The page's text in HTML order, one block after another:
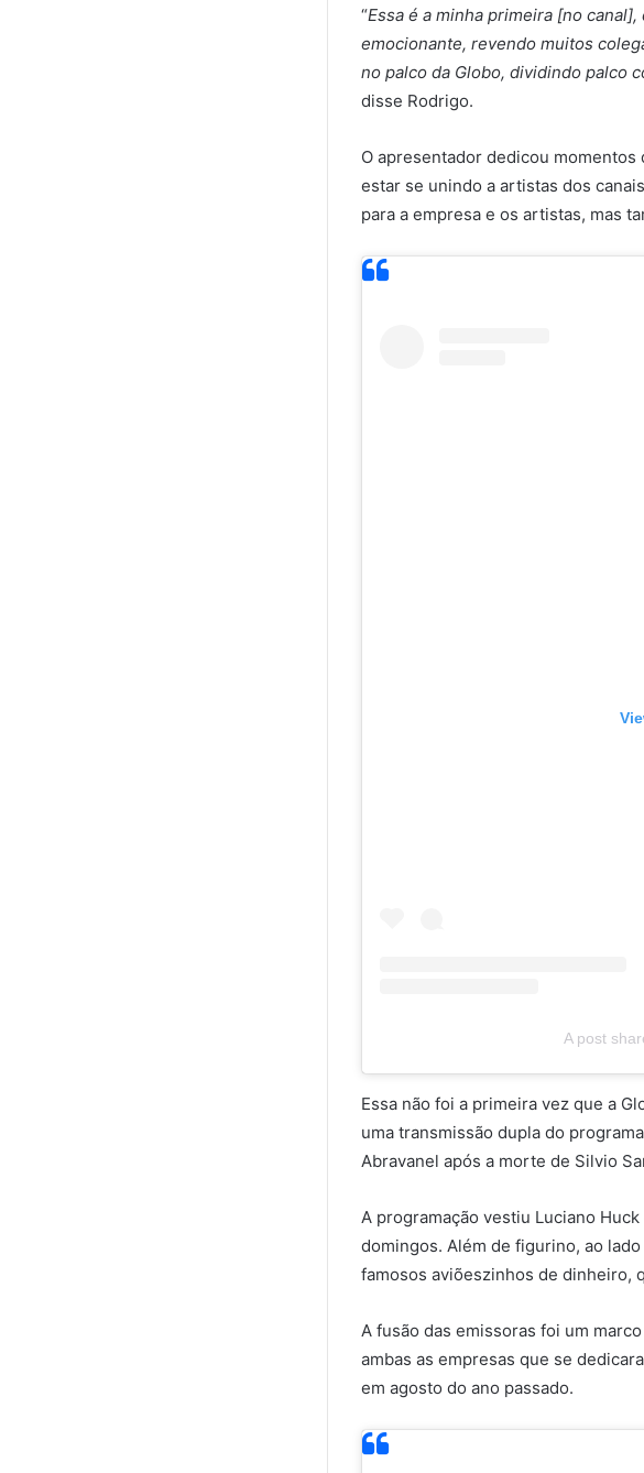
“Essa é a minha primeira [no
emocionante, revendo muitos
no palco da Globo, dividindo palco
disse Rodrigo.
O apresentador dedicou momentos
estar se unindo a artistas dos
para a empresa e os artistas, mas
A post
Essa não foi a primeira vez que a
uma transmissão dupla do
Abravanel após a morte de Silvio
A programação vestiu Luciano
domingos. Além de figurino, ao
famosos aviõeszinhos de dinheiro,
A fusão das emissoras foi um
ambas as empresas que se
em agosto do ano passado.